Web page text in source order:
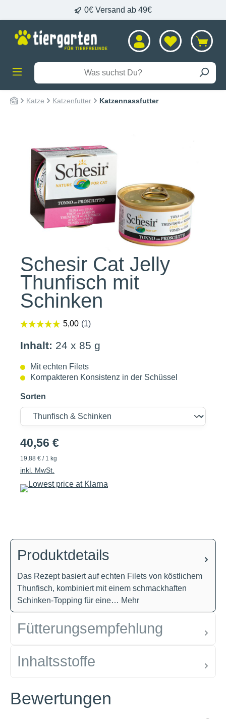
0€ Versand ab 49€
Katze Katzenfutter Katzennassfutter
Schesir Cat Jelly
Thunfisch mit
Schinken
Inhalt: 24 x 85 g
Mit echten Filets
Kompakteren Konsistenz in der Schüssel
Sorten
40,56 €
19,88 € / 1 kg
inkl. MwSt.
Produktdetails
Das Rezept basiert auf echten Filets von köstlichem
Thunfisch, kombiniert mit einem schmackhaften
Schinken-Topping für eine… Mehr
Fütterungsempfehlung
Inhaltsstoffe
Bewertungen